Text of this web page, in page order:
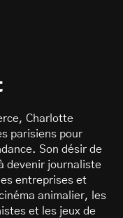
Charlotte
parisiens pour
Son désir de
devenir journaliste
entreprises et
animalier, les
et les jeux de